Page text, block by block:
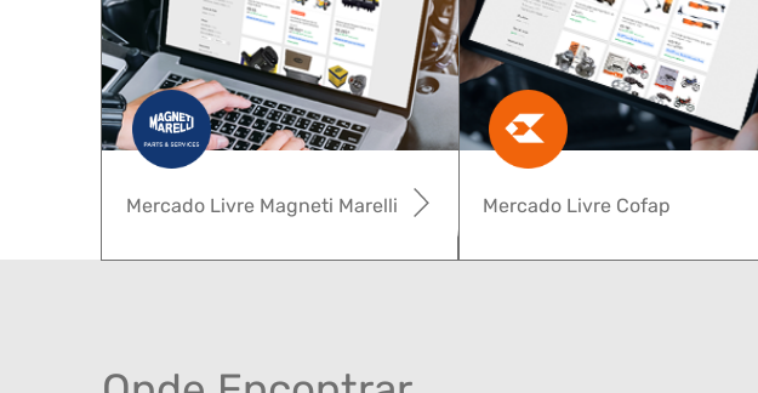
Mercado Livre Cofap
Mercado Livre Magneti Marelli